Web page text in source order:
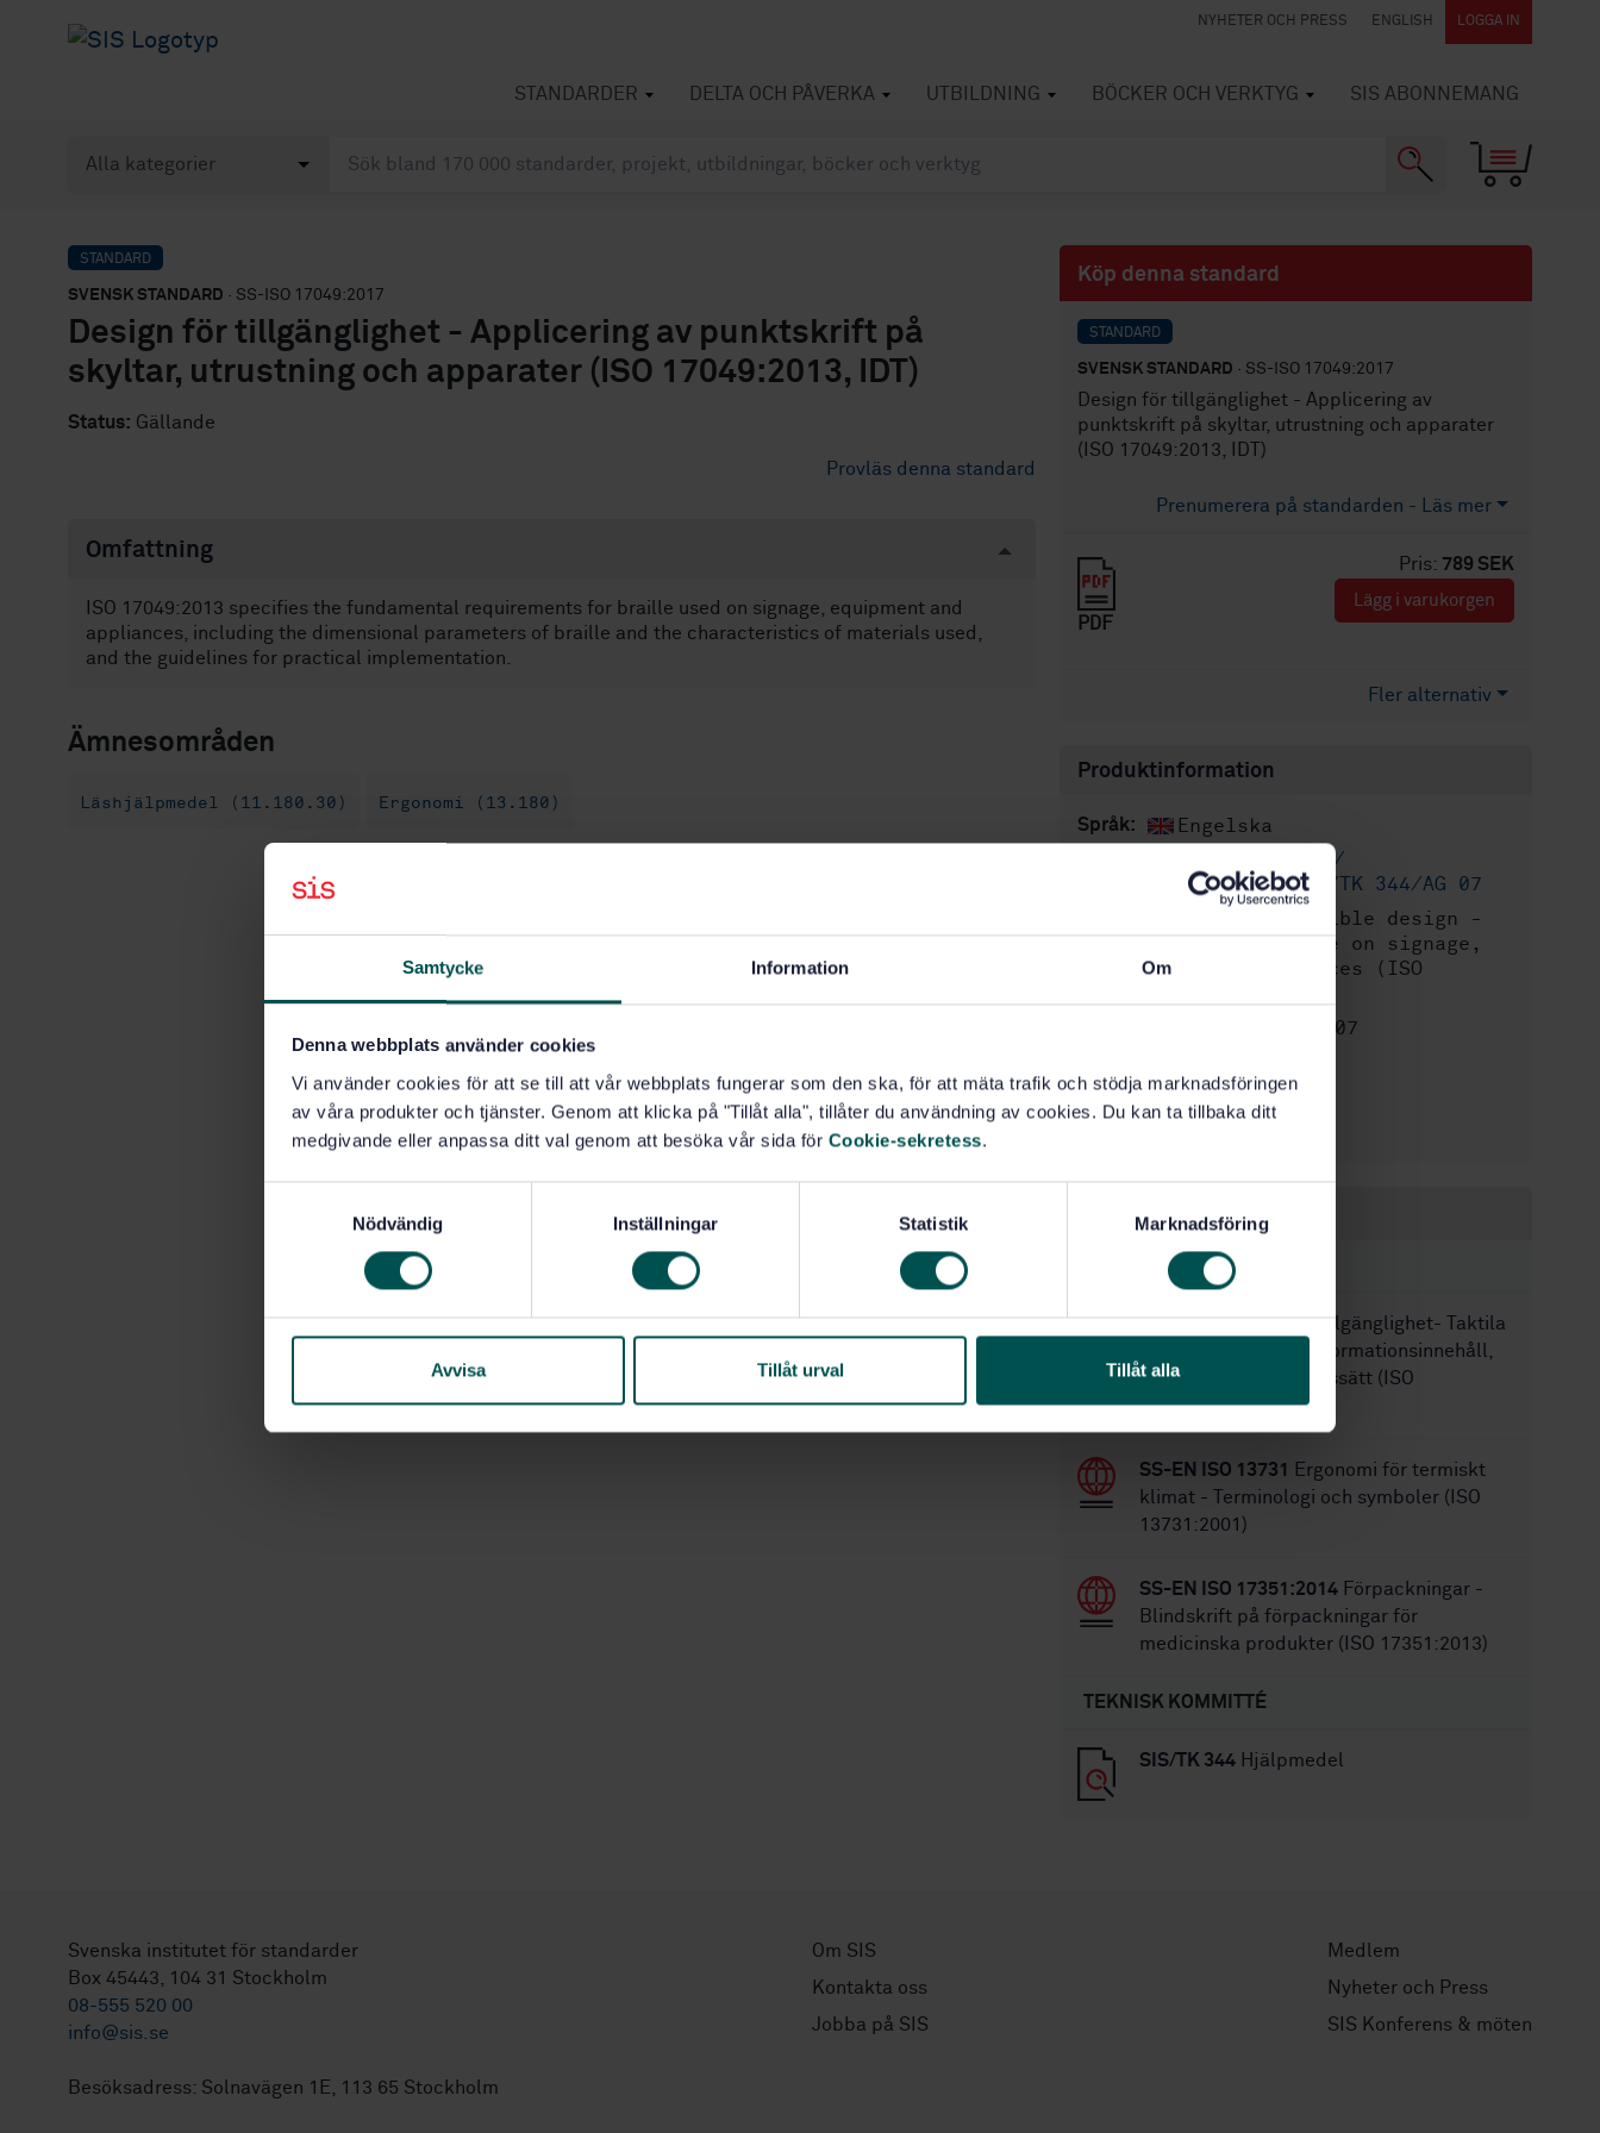
Samtycke Information Om
Denna webbplats använder cookies
Vi använder cookies för att se till att vår webbplats fungerar som den ska, för att mäta trafik och stödja marknadsföringen
av våra produkter och tjänster. Genom att klicka på "Tillåt alla", tillåter du användning av cookies. Du kan ta tillbaka ditt
medgivande eller anpassa ditt val genom att besöka vår sida för Cookie-sekretess.
s
Nödvändig Inställningar Statistik Marknadsföring
Avvisa Tillåt urval Tillåt alla
NYHETER OCH PRESS ENGLISH LOGGA IN
STANDARDER DELTA OCH PÅVERKA UTBILDNING BÖCKER OCH VERKTYG SIS ABONNEMANG
STANDARD
SVENSK STANDARD · SS-ISO 17049:2017
Design för tillgänglighet - Applicering av punktskrift på
skyltar, utrustning och apparater (ISO 17049:2013, IDT)
Status: Gällande
Provläs denna standard
Omfattning
ISO 17049:2013 specifies the fundamental requirements for braille used on signage, equipment and
appliances, including the dimensional parameters of braille and the characteristics of materials used,
and the guidelines for practical implementation.
Ämnesområden
Läshjälpmedel (11.180.30) Ergonomi (13.180)
Köp denna standard
STANDARD
SVENSK STANDARD · SS-ISO 17049:2017
Design för tillgänglighet - Applicering av
punktskrift på skyltar, utrustning och apparater
(ISO 17049:2013, IDT)
Prenumerera på standarden - Läs mer
Pris: 789 SEK
PDF
Lägg i varukorgen
Fler alternativ
Produktinformation
Språk: Engelska
Synfrågor /
Orienteringsstöd, SIS/TK 344/AG 07
Accessible design -
Application of braille on signage,
equipment and appliances (ISO
STD-8024907
Fastställd: 2017-02-07
Inom samma område
STANDARDER
SS-ISO 19028:2016Tillgänglighet- Taktila
orienteringskartor: informationsinnehåll,
utförande och visningssätt (ISO
19028:2016, IDT)
SS-EN ISO 13731
Ergonomi för termiskt
klimat - Terminologi och symboler (ISO
13731:2001)
SS-EN ISO 17351:2014 Förpackningar -
Blindskrift på förpackningar för
medicinska produkter (ISO 17351:2013)
TEKNISK KOMMITTÉ
SIS/TK 344 Hjälpmedel
Svenska institutet för standarder
Box 45443, 104 31 Stockholm
08-555 520 00
info@sis.se
Besöksadress: Solnavägen 1E, 113 65 Stockholm
Om SIS
Kontakta oss
Jobba på SIS
Medlem
Nyheter och Press
SIS Konferens & möten